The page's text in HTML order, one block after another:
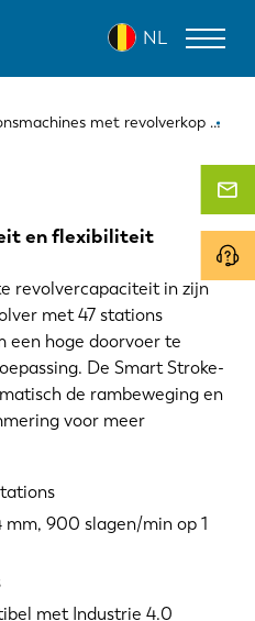
NL
met revolverkop
en flexibiliteit
revolvercapaciteit in zijn
met 47 stations
een hoge doorvoer te
De Smart Stroke-
de rambeweging en
voor meer
900 slagen/min op 1
met Industrie 4.0